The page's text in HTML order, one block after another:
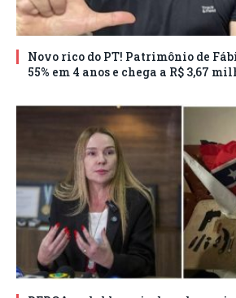
Novo rico do PT! Patrimônio de
55% em 4 anos e chega a R$ 3,67